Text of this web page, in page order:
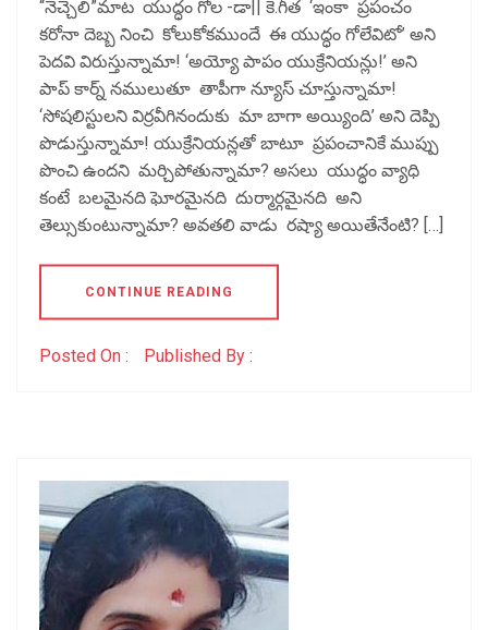
“నెచ్చెలి”మాట యుద్ధం గోల -డా|| కె.గీత ‘ఇంకా ప్రపంచం
కరోనా దెబ్బ నించి కోలుకోకముందే ఈ యుద్ధం గోలేవిటో’ అని
పెదవి విరుస్తున్నామా! ‘అయ్యో పాపం యుక్రేనియన్లు!’ అని
పాప్ కార్న్ నములుతూ తాపీగా న్యూస్ చూస్తున్నామా!
‘సోషలిస్టులని విర్రవీగినందుకు మా బాగా అయ్యింది’ అని దెప్పి
పొడుస్తున్నామా! యుక్రేనియన్లతో బాటూ ప్రపంచానికే ముప్పు
పొంచి ఉందని మర్చిపోతున్నామా? అసలు యుద్ధం వ్యాధి
కంటే బలమైనది ఘోరమైనది దుర్మార్గమైనది అని
తెల్సుకుంటున్నామా? అవతలి వాడు రష్యా అయితేనేంటి? […]
CONTINUE READING
Posted On : Published By :